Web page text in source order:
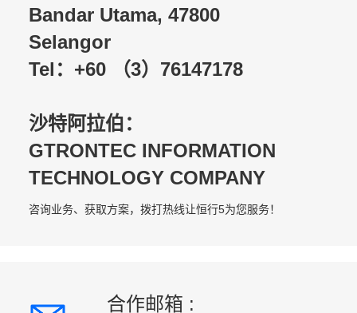
Bandar Utama, 47800
Selangor
Tel：+60 （3）76147178
沙特阿拉伯：
GTRONTEC INFORMATION
TECHNOLOGY COMPANY
咨询业务、获取方案，拨打热线让恒行5为您服务！
合作邮箱 :